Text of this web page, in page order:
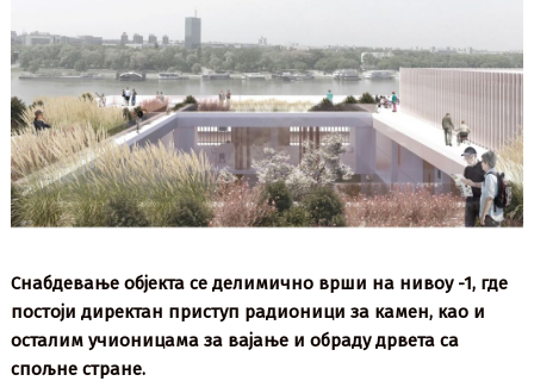
Снабдевање објекта се делимично врши на нивоу -1, где
постоји директан приступ радионици за камен, као и
осталим учионицама за вајање и обраду дрвета са
спољне стране.